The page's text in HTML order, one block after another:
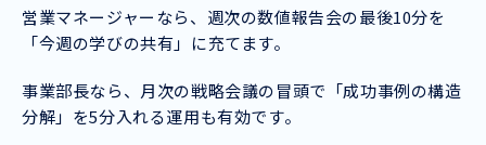
営業マネージャーなら、週次の数値報告会の最後10分を
「今週の学びの共有」に充てます。
事業部長なら、月次の戦略会議の冒頭で「成功事例の構造
分解」を5分入れる運用も有効です。